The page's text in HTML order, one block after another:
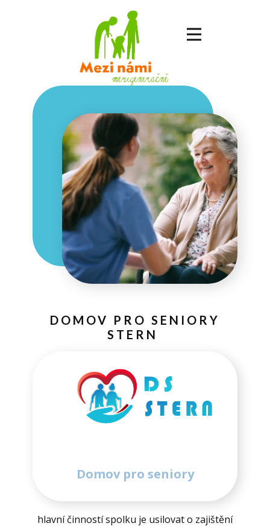
Domov pro seniory
DOMOV PRO SENIORY
STERN
hlavní činností spolku je usilovat o zajištění